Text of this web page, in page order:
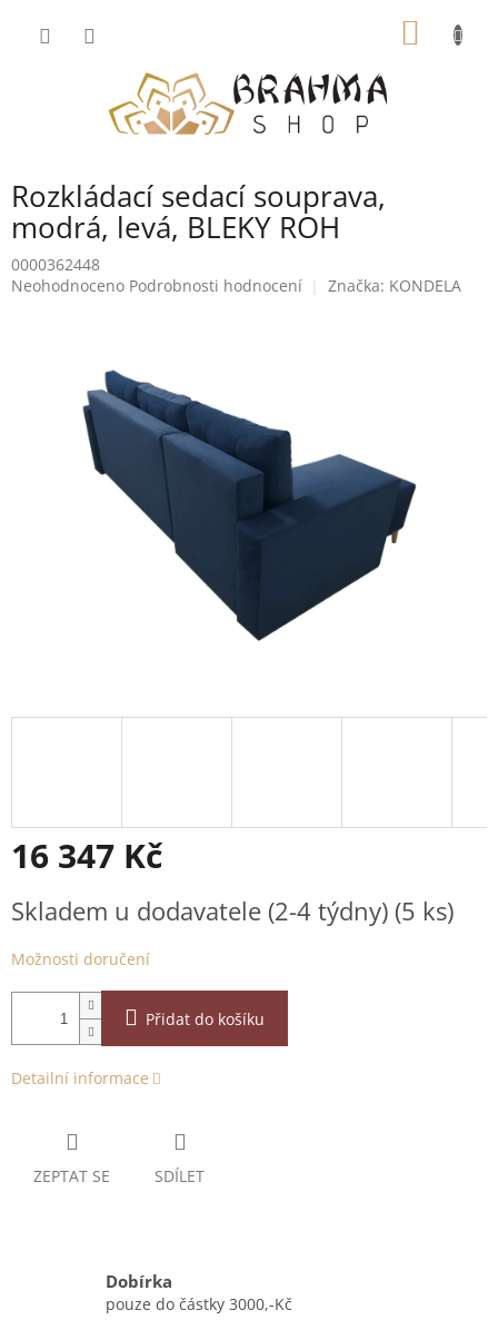
Rozkládací sedací souprava,
modrá, levá, BLEKY ROH
0000362448
Průměrné
hvězdiček.
Neohodnoceno Podrobnosti hodnocení Značka: KONDELA
16 347 Kč
cena:
Skladem u dodavatele (2-4 týdny) (5 ks)
Možnosti doručení
Přidat do košíku
Detailní informace
ZEPTAT SE SDÍLET
Dobírka
pouze do částky 3000,-Kč